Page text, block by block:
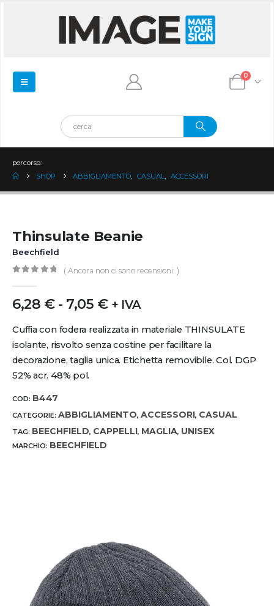
0
percorso:
SHOP
ABBIGLIAMENTO CASUAL ACCESSORI
Thinsulate Beanie
Beechfield
( Ancora non ci sono recensioni. )
6,28 € - 7,05 € + IVA
Cuffia con fodera realizzata in materiale THINSULATE
isolante, risvolto senza costine per facilitare la
decorazione, taglia unica. Etichetta removibile. Col. DGP
52% acr. 48% pol.
COD: B447
CATEGORIE: ABBIGLIAMENTO, ACCESSORI, CASUAL
TAG: BEECHFIELD, CAPPELLI, MAGLIA, UNISEX
MARCHIO: BEECHFIELD